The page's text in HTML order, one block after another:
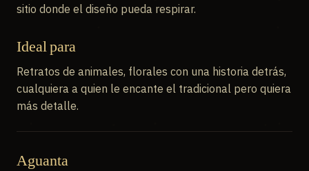
sitio donde el diseño pueda respirar.
Ideal para
Retratos de animales, florales con una historia detrás,
cualquiera a quien le encante el tradicional pero quiera
más detalle.
Aguanta